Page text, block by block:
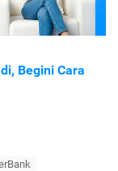
Begini Cara